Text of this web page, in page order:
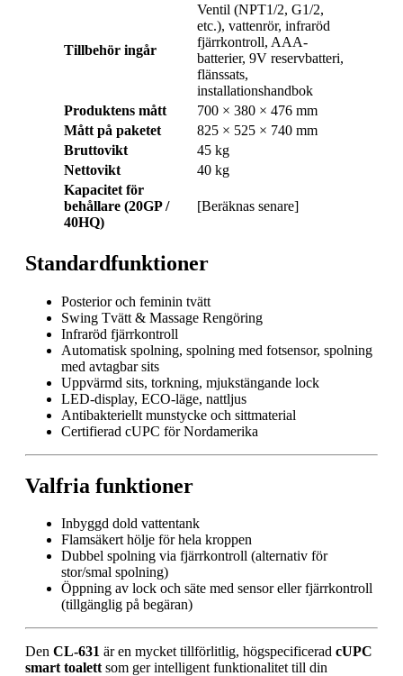
Tillbehör ingår
Ventil (NPT1/2, G1/2,
etc.), vattenrör, infraröd
fjärrkontroll, AAA-
batterier, 9V reservbatteri,
flänssats,
installationshandbok
Produktens mått
700 × 380 × 476 mm
Mått på paketet
825 × 525 × 740 mm
Bruttovikt
45 kg
Nettovikt
40 kg
Kapacitet för
behållare (20GP /
40HQ)
[Beräknas senare]
Standardfunktioner
Posterior och feminin tvätt
Swing Tvätt & Massage Rengöring
Infraröd fjärrkontroll
Automatisk spolning, spolning med fotsensor, spolning
med avtagbar sits
Uppvärmd sits, torkning, mjukstängande lock
LED-display, ECO-läge, nattljus
Antibakteriellt munstycke och sittmaterial
Certifierad cUPC för Nordamerika
Valfria funktioner
Inbyggd dold vattentank
Flamsäkert hölje för hela kroppen
Dubbel spolning via fjärrkontroll (alternativ för
stor/smal spolning)
Öppning av lock och säte med sensor eller fjärrkontroll
(tillgänglig på begäran)
Den CL-631 är en mycket tillförlitlig, högspecificerad cUPC
smart toalettsom ger intelligent funktionalitet till din